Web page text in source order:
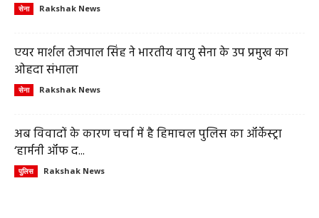
सेना Rakshak News
एयर मार्शल तेजपाल सिंह ने भारतीय वायु सेना के उप प्रमुख का
ओहदा संभाला
सेना Rakshak News
अब विवादों के कारण चर्चा में है हिमाचल पुलिस का ऑर्केस्ट्रा
‘हार्मनी ऑफ द...
पुलिस Rakshak News